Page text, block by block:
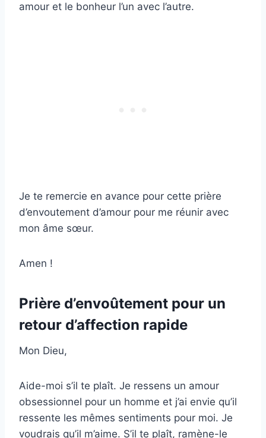
amour et le bonheur l’un avec l’autre.
Je te remercie en avance pour cette prière
d’envoutement d’amour pour me réunir avec
mon âme sœur.
Amen !
Prière d’envoûtement pour un
retour d’affection rapide
Mon Dieu,
Aide-moi s’il te plaît. Je ressens un amour
obsessionnel pour un homme et j’ai envie qu’il
ressente les mêmes sentiments pour moi. Je
voudrais qu’il m’aime. S’il te plaît, ramène-le